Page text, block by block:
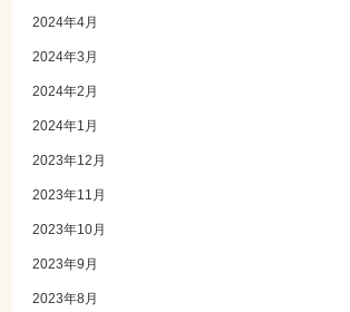
2024年4月
2024年3月
2024年2月
2024年1月
2023年12月
2023年11月
2023年10月
2023年9月
2023年8月